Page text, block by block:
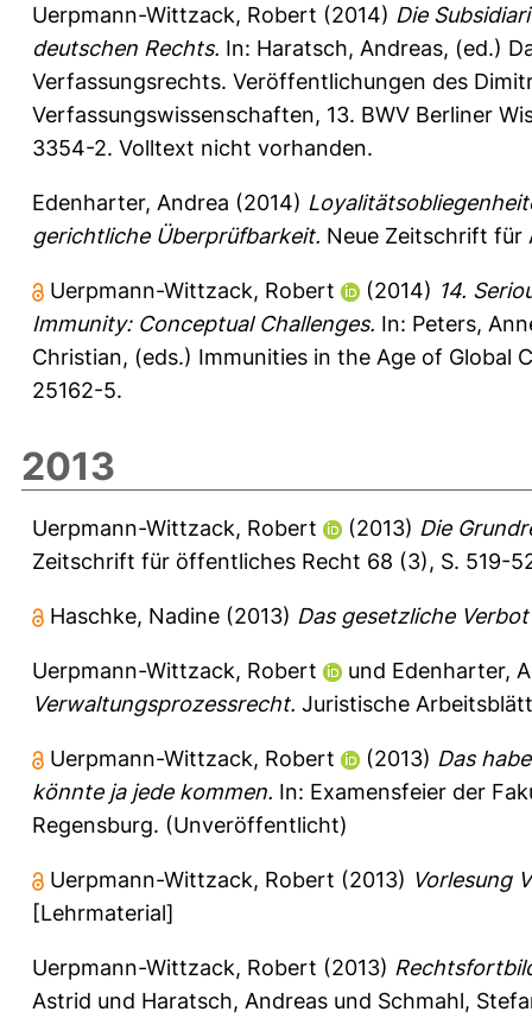
Uerpmann-Wittzack, Robert (2014) Die
deutschen Rechts. In: Haratsch, Andreas, (ed.)
Verfassungsrechts. Veröffentlichungen des
Verfassungswissenschaften, 13. BWV Berliner
3354-2. Volltext nicht vorhanden.
Edenharter, Andrea (2014)
gerichtliche Überprüfbarkeit. Neue Zeitschrift für
Uerpmann-Wittzack, Robert (2014) 14.
Immunity: Conceptual Challenges. In: Peters,
Christian, (eds.) Immunities in the Age of Global
25162-5.
2013
Uerpmann-Wittzack, Robert (2013) Die
Zeitschrift für öffentliches Recht 68 (3), S. 519-
Haschke, Nadine (2013) Das gesetzliche
Uerpmann-Wittzack, Robert und Edenharter,
Verwaltungsprozessrecht. Juristische
Uerpmann-Wittzack, Robert (2013) Das
könnte ja jede kommen. In: Examensfeier der
Regensburg. (Unveröffentlicht)
Uerpmann-Wittzack, Robert (2013) Vorlesung
[Lehrmaterial]
Uerpmann-Wittzack, Robert (2013)
Astrid und Haratsch, Andreas und Schmahl,